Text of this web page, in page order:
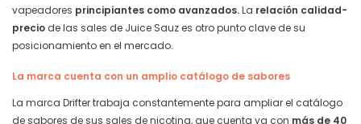
vapeadores principiantes como avanzados.La relación calidad-
precio de las sales de Juice Sauz es otro punto clave de su
posicionamiento en el mercado.
La marca cuenta con un amplio catálogo de sabores
La marca Drifter trabaja constantemente para ampliar el catálogo
de sabores de sus sales de nicotina, que cuenta ya con más de 40